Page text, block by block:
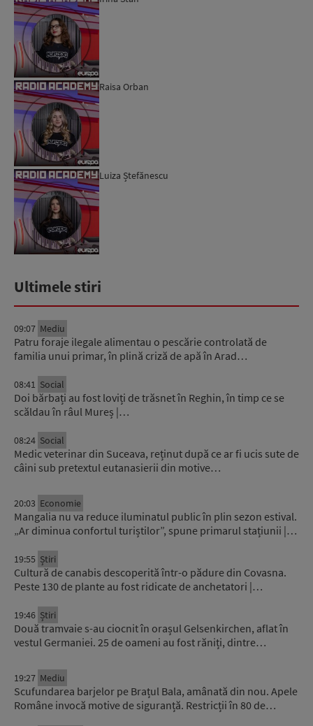
Raisa Orban
Luiza Ștefănescu
Ultimele stiri
09:07 Mediu
Patru foraje ilegale alimentau o pescărie controlată de
familia unui primar, în plină criză de apă în Arad…
08:41 Social
Doi bărbați au fost loviți de trăsnet în Reghin, în timp ce se
scăldau în râul Mureș |…
08:24 Social
Medic veterinar din Suceava, reținut după ce ar fi ucis sute de
câini sub pretextul eutanasierii din motive…
20:03 Economie
Mangalia nu va reduce iluminatul public în plin sezon estival.
„Ar diminua confortul turiștilor”, spune primarul stațiunii |…
19:55 Știri
Cultură de canabis descoperită într-o pădure din Covasna.
Peste 130 de plante au fost ridicate de anchetatori |…
19:46 Știri
Două tramvaie s-au ciocnit în orașul Gelsenkirchen, aflat în
vestul Germaniei. 25 de oameni au fost răniți, dintre…
19:27 Mediu
Scufundarea barjelor pe Brațul Bala, amânată din nou. Apele
Române invocă motive de siguranță. Restricții în 80 de…